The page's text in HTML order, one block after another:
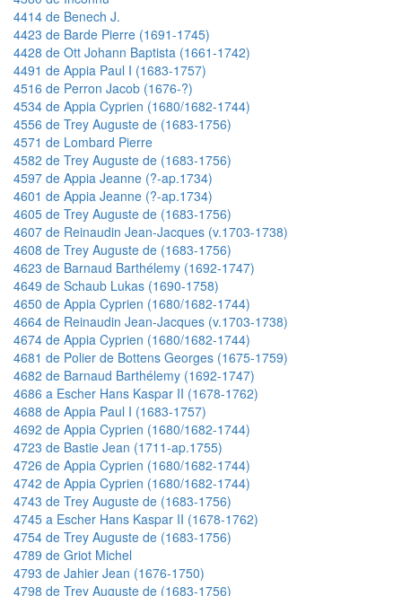
4414 de Benech J.
4423 de Barde Pierre (1691-1745)
4428 de Ott Johann Baptista (1661-1742)
4491 de Appia Paul I (1683-1757)
4516 de Perron Jacob (1676-?)
4534 de Appia Cyprien (1680/1682-1744)
4556 de Trey Auguste de (1683-1756)
4571 de Lombard Pierre
4582 de Trey Auguste de (1683-1756)
4597 de Appia Jeanne (?-ap.1734)
4601 de Appia Jeanne (?-ap.1734)
4605 de Trey Auguste de (1683-1756)
4607 de Reinaudin Jean-Jacques (v.1703-1738)
4608 de Trey Auguste de (1683-1756)
4623 de Barnaud Barthélemy (1692-1747)
4649 de Schaub Lukas (1690-1758)
4650 de Appia Cyprien (1680/1682-1744)
4664 de Reinaudin Jean-Jacques (v.1703-1738)
4674 de Appia Cyprien (1680/1682-1744)
4681 de Polier de Bottens Georges (1675-1759)
4682 de Barnaud Barthélemy (1692-1747)
4686 a Escher Hans Kaspar II (1678-1762)
4688 de Appia Paul I (1683-1757)
4692 de Appia Cyprien (1680/1682-1744)
4723 de Bastie Jean (1711-ap.1755)
4726 de Appia Cyprien (1680/1682-1744)
4742 de Appia Cyprien (1680/1682-1744)
4743 de Trey Auguste de (1683-1756)
4745 a Escher Hans Kaspar II (1678-1762)
4754 de Trey Auguste de (1683-1756)
4789 de Griot Michel
4793 de Jahier Jean (1676-1750)
4798 de Trey Auguste de (1683-1756)